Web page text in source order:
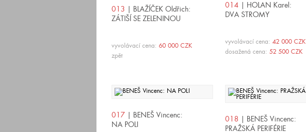
013 | BLAŽÍČEK Oldřich:
ZÁTIŠÍ SE ZELENINOU
vyvolávací cena: 60 000 CZK
zpět
014 | HOLAN Karel:
DVA STROMY
vyvolávací cena: 42 000 CZK
dosažená cena: 52 500 CZK
017 | BENEŠ Vincenc:
NA POLI
018 | BENEŠ Vincenc:
PRAŽSKÁ PERIFÉRIE